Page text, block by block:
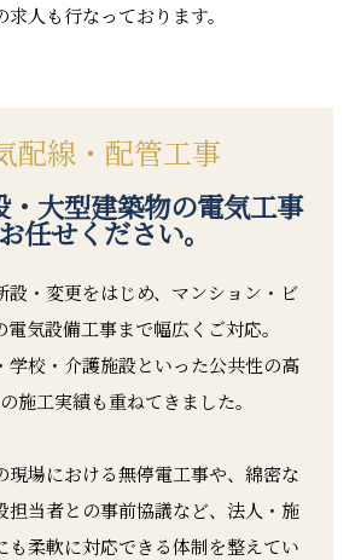
求人も行なっております。
配線・配管工事
・大型建築物の電気工事
任せください。
設・変更をはじめ、マンション・ビ
電気設備工事まで幅広くご対応。
学校・介護施設といった公共性の高
施工実績も重ねてきました。
現場における無停電工事や、綿密な
担当者との事前協議など、法人・施
も柔軟に対応できる体制を整えてい